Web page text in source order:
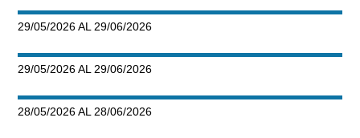
29/05/2026 AL 29/06/2026
29/05/2026 AL 29/06/2026
28/05/2026 AL 28/06/2026